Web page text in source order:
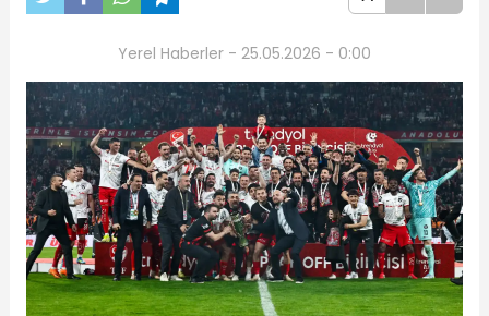
Yerel Haberler - 25.05.2026 - 0:00